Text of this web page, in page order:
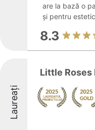
are la bază o
și pentru
8.3
Laureați
Little Roses